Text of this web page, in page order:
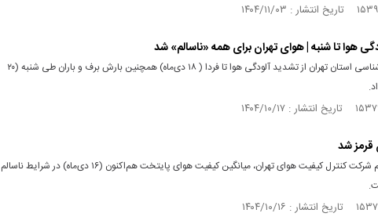
هوا تا شنبه | هوای تهران برای همه «ناسالم» شد
اداره کل هواشناسی استان تهران از تشدید آلودگی هوا تا فردا ( ۱۸ دی‌ماه) همچنین بارش برف و باران طی شنبه (۲۰
قرمز شد
بر اساس اعلام شرکت کنترل کیفیت هوای تهران، میانگین کیفیت هوای پایتخت هم‌اکنون (۱۶ دی‌ماه) در شرایط ناسالم